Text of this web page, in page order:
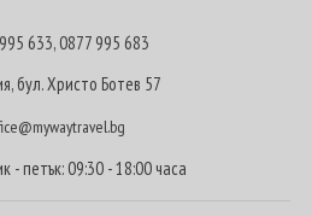
633,0877 995 683
бул. Христо Ботев 57
- петък: 09:30 - 18:00 часа